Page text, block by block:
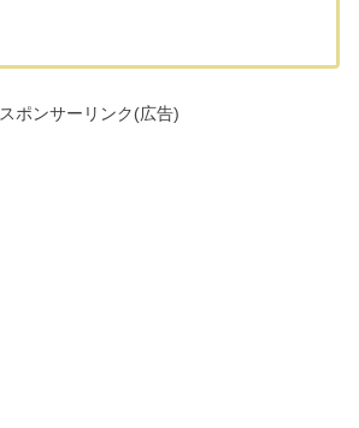
スポンサーリンク(広告)